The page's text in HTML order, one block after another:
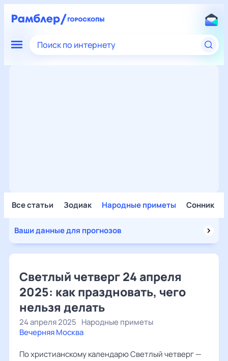
Поиск по интернету
Все статьи Зодиак Народные приметы Сонник
Ваши данные для прогнозов
Светлый четверг 24 апреля
2025: как праздновать, чего
нельзя делать
24 апреля 2025 Народные приметы
Вечерняя Москва
По христианскому календарю Светлый четверг —